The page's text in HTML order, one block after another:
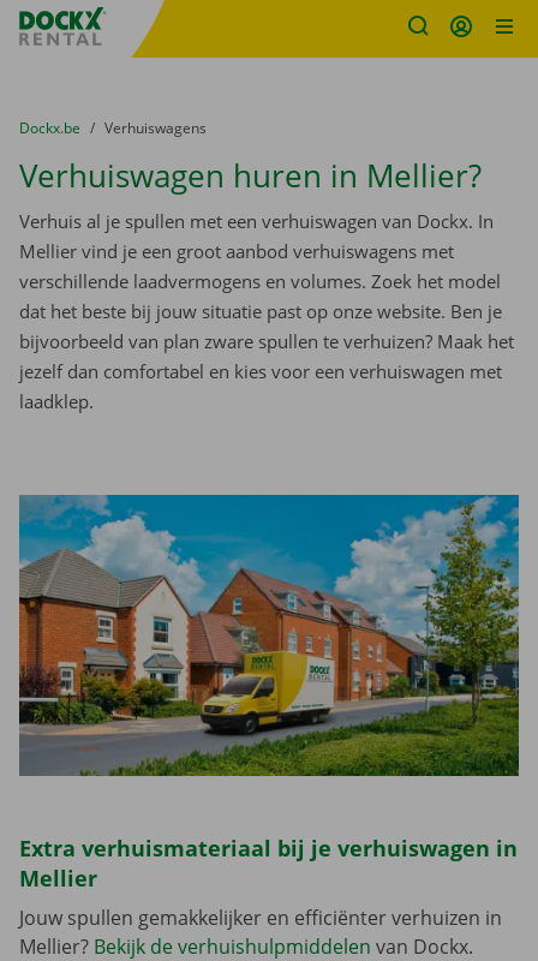
Fratello DEMO
U bevindt zich hier:
van
Dockx.be naar
Verhuiswagens
Verhuiswagen huren in Mellier?
Verhuis al je spullen met een verhuiswagen van Dockx. In
Mellier vind je een groot aanbod verhuiswagens met
verschillende laadvermogens en volumes. Zoek het model
dat het beste bij jouw situatie past op onze website. Ben je
bijvoorbeeld van plan zware spullen te verhuizen? Maak het
jezelf dan comfortabel en kies voor een verhuiswagen met
laadklep.
Extra verhuismateriaal bij je verhuiswagen in
Mellier
Jouw spullen gemakkelijker en efficiënter verhuizen in
Mellier? Bekijk de verhuishulpmiddelen van Dockx.